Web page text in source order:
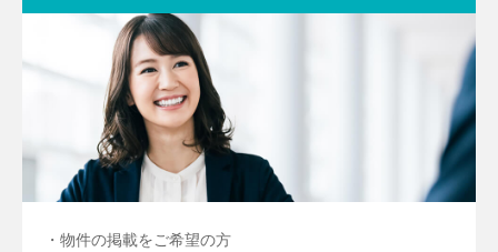
・物件の掲載をご希望の方